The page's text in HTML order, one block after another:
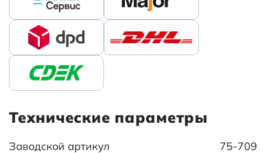
Технические параметры
Заводской артикул 75-709